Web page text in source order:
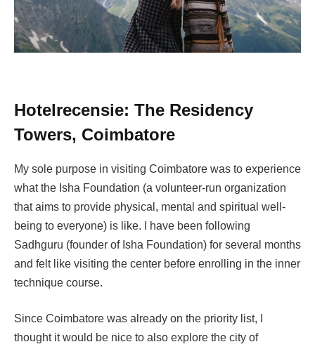
Hotelrecensie: The Residency
Towers, Coimbatore
My sole purpose in visiting Coimbatore was to experience
what the Isha Foundation (a volunteer-run organization
that aims to provide physical, mental and spiritual well-
being to everyone) is like.
I have been following
Sadhguru (founder of Isha Foundation) for several months
and felt like visiting the center before enrolling in the inner
technique course.
Since Coimbatore was already on the priority list, I
thought it would be nice to also explore the city of